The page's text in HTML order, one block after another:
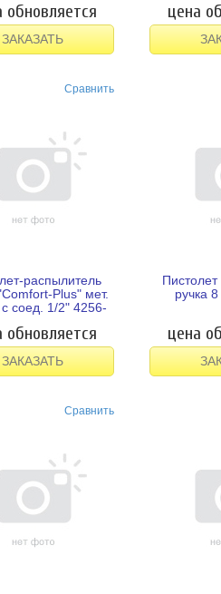
обновляется
ЗАКАЗАТЬ
Сравнить
цена
распылитель
Plus" мет.
с соед. 1/2" 4256-
обновляется
ЗАКАЗАТЬ
Сравнить
Пистолет
ручка
цена